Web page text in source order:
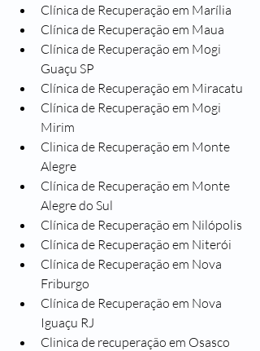
Clínica de Recuperação em Marília
Clínica de Recuperação em Maua
Clínica de Recuperação em Mogi
Guaçu SP
Clínica de Recuperação em Miracatu
Clínica de Recuperação em Mogi
Mirim
Clinica de Recuperação em Monte
Alegre
Clínica de Recuperação em Monte
Alegre do Sul
Clínica de Recuperação em Nilópolis
Clínica de Recuperação em Niterói
Clínica de Recuperação em Nova
Friburgo
Clínica de Recuperação em Nova
Iguaçu RJ
Clinica de recuperação em Osasco